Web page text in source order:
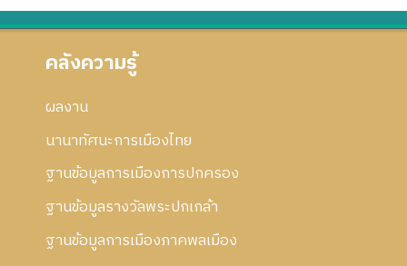
คลังความรู้
ผลงาน
นานาทัศนะการเมืองไทย
ฐานข้อมูลการเมืองการปกครอง
ฐานข้อมูลรางวัลพระปกเกล้า
ฐานข้อมูลการเมืองภาคพลเมือง